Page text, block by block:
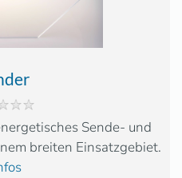
Sende- und
breiten Einsatzgebiet.